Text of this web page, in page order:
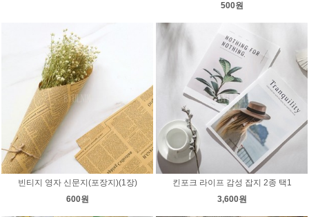
500원
빈티지 영자 신문지(포장지)(1장)
600원
킨포크 라이프 감성 잡지 2종 택1
3,600원